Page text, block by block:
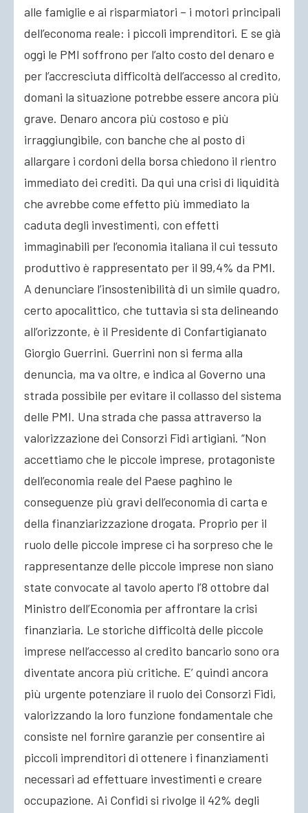
alle famiglie e ai risparmiatori – i motori principali
dell’economa reale: i piccoli imprenditori. E se già
oggi le PMI soffrono per l’alto costo del denaro e
per l’accresciuta difficoltà dell’accesso al credito,
domani la situazione potrebbe essere ancora più
grave. Denaro ancora più costoso e più
irraggiungibile, con banche che al posto di
allargare i cordoni della borsa chiedono il rientro
immediato dei crediti. Da qui una crisi di liquidità
che avrebbe come effetto più immediato la
caduta degli investimenti, con effetti
immaginabili per l’economia italiana il cui tessuto
produttivo è rappresentato per il 99,4% da PMI.
A denunciare l’insostenibilità di un simile quadro,
certo apocalittico, che tuttavia si sta delineando
all’orizzonte, è il Presidente di Confartigianato
Giorgio Guerrini. Guerrini non si ferma alla
denuncia, ma va oltre, e indica al Governo una
strada possibile per evitare il collasso del sistema
delle PMI. Una strada che passa attraverso la
valorizzazione dei Consorzi Fidi artigiani. “Non
accettiamo che le piccole imprese, protagoniste
dell’economia reale del Paese paghino le
conseguenze più gravi dell’economia di carta e
della finanziarizzazione drogata. Proprio per il
ruolo delle piccole imprese ci ha sorpreso che le
rappresentanze delle piccole imprese non siano
state convocate al tavolo aperto l’8 ottobre dal
Ministro dell’Economia per affrontare la crisi
finanziaria. Le storiche difficoltà delle piccole
imprese nell’accesso al credito bancario sono ora
diventate ancora più critiche. E’ quindi ancora
più urgente potenziare il ruolo dei Consorzi Fidi,
valorizzando la loro funzione fondamentale che
consiste nel fornire garanzie per consentire ai
piccoli imprenditori di ottenere i finanziamenti
necessari ad effettuare investimenti e creare
occupazione. Ai Confidi si rivolge il 42% degli